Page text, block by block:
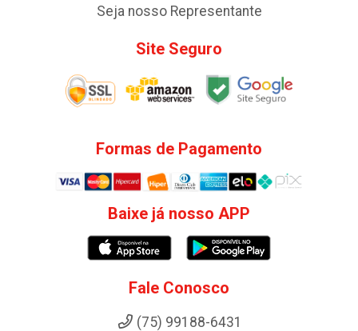
Seja nosso Representante
Site Seguro
Formas de Pagamento
Baixe já nosso APP
Fale Conosco
(75) 99188-6431